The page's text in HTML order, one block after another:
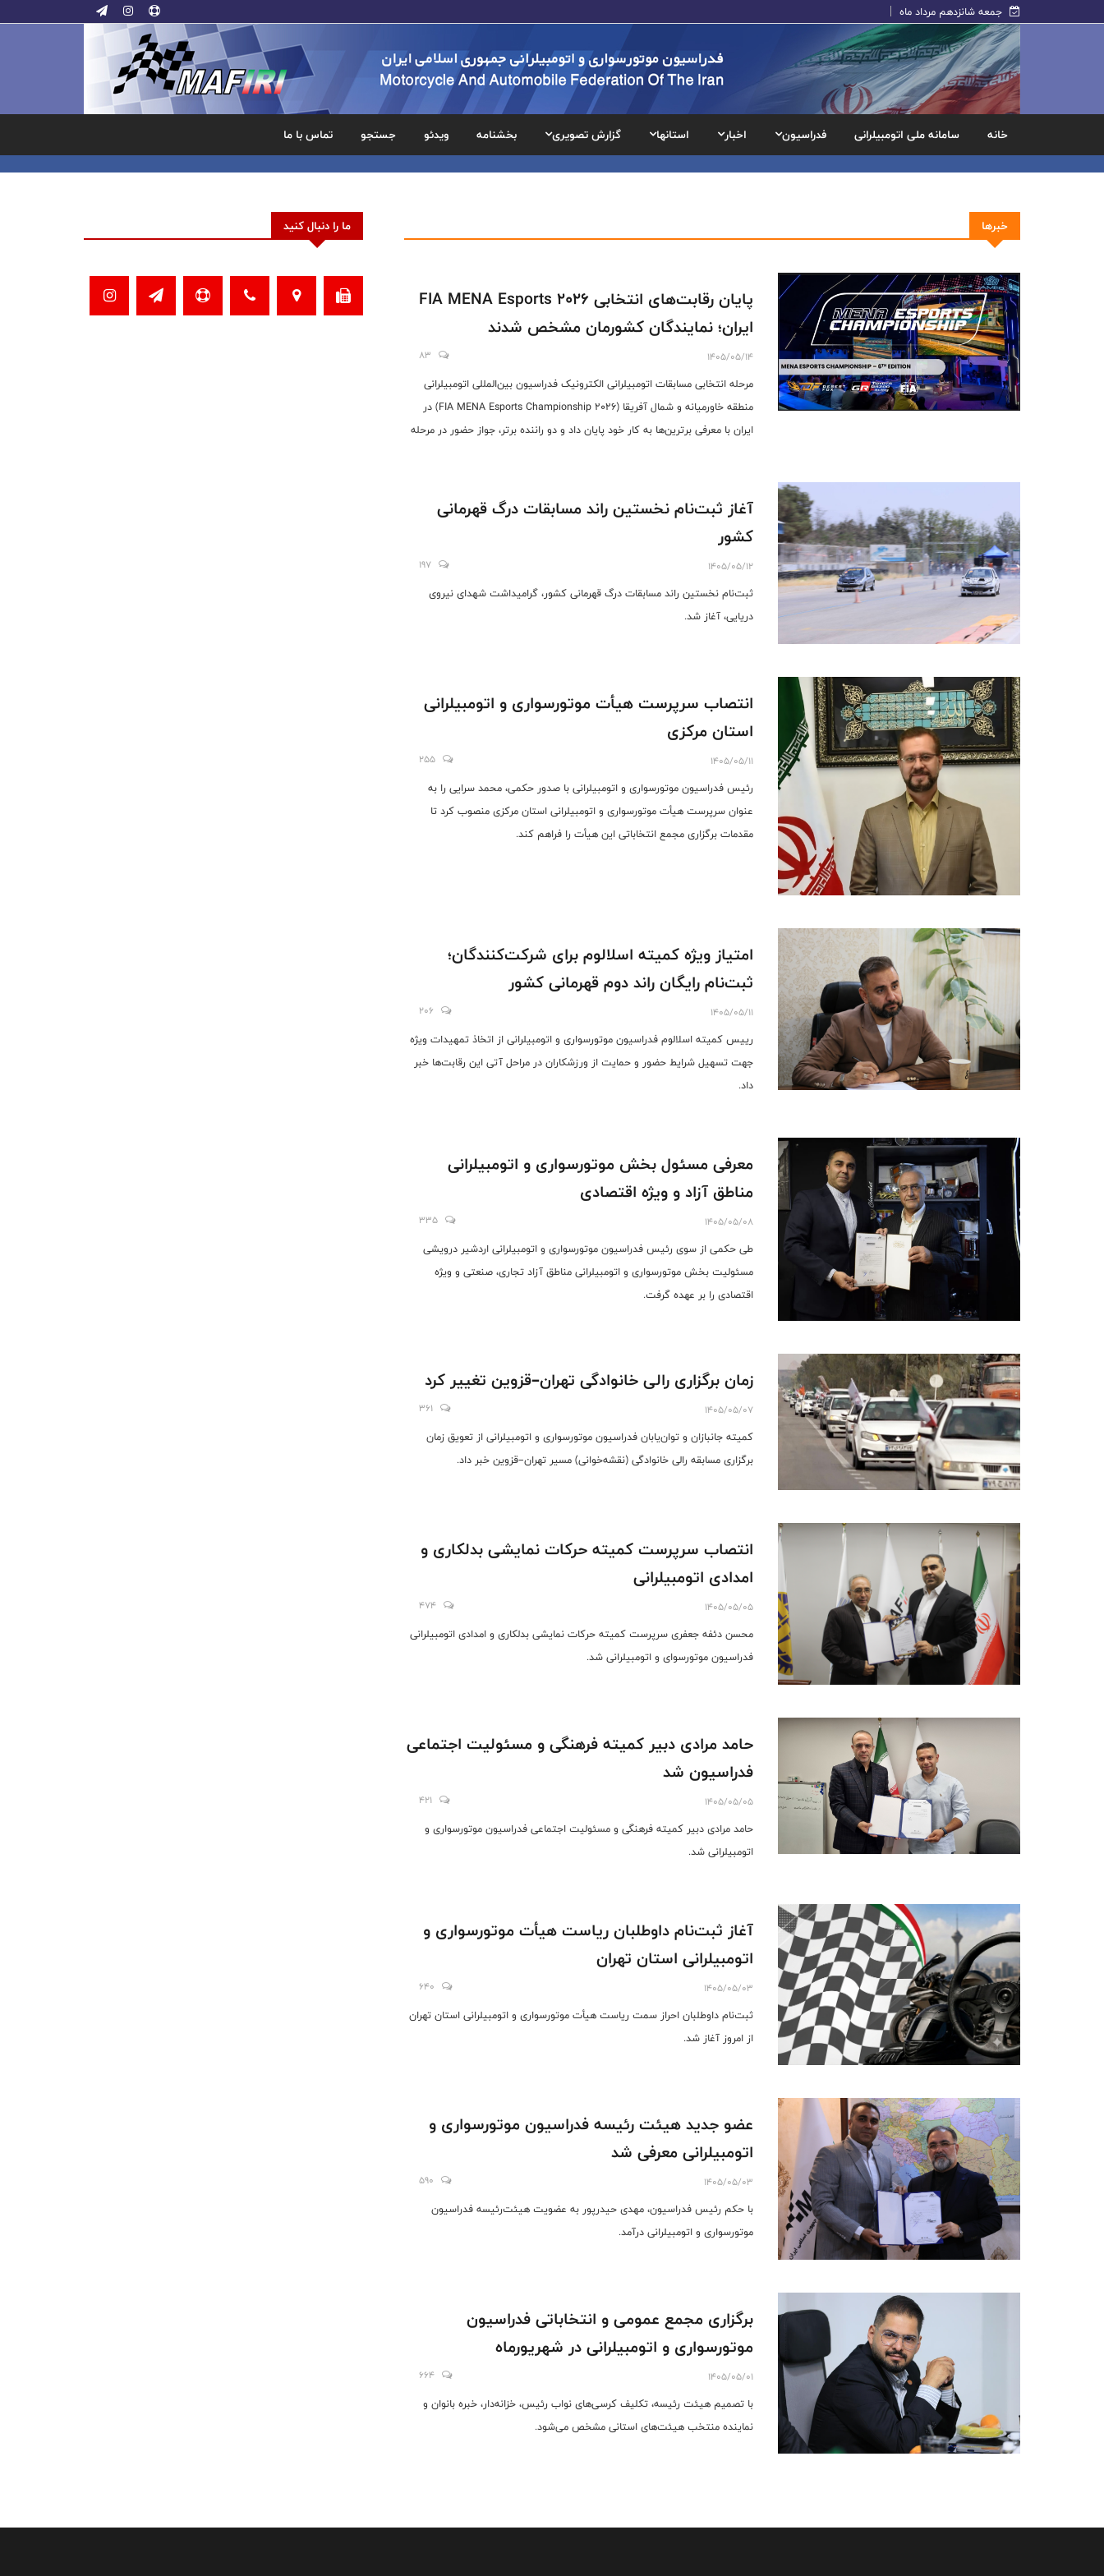
جمعه شانزدهم مرداد ماه
خانه سامانه ملی اتومبیلرانی فدراسیون اخبار استانها گزارش تصویری بخشنامه ویدئو جستجو تماس با ما
خبرها
پایان رقابت‌های انتخابی FIA MENA Esports 2026
ایران؛ نمایندگان کشورمان مشخص شدند
1405/05/14
83
مرحله انتخابی مسابقات اتومبیلرانی الکترونیک فدراسیون بین‌المللی اتومبیلرانی
منطقه خاورمیانه و شمال آفریقا (FIA MENA Esports Championship 2026) در
ایران با معرفی برترین‌ها به کار خود پایان داد و دو راننده برتر، جواز حضور در مرحله
آغاز ثبت‌نام نخستین راند مسابقات درگ قهرمانی
کشور
1405/05/12
197
ثبت‌نام نخستین راند مسابقات درگ قهرمانی کشور، گرامیداشت شهدای نیروی
دریایی، آغاز شد.
انتصاب سرپرست هیأت موتورسواری و اتومبیلرانی
استان مرکزی
1405/05/11
255
رئیس فدراسیون موتورسواری و اتومبیلرانی با صدور حکمی، محمد سرایی را به
عنوان سرپرست هیأت موتورسواری و اتومبیلرانی استان مرکزی منصوب کرد تا
مقدمات برگزاری مجمع انتخاباتی این هیأت را فراهم کند.
امتیاز ویژه کمیته اسلالوم برای شرکت‌کنندگان؛
ثبت‌نام رایگان راند دوم قهرمانی کشور
1405/05/11
206
رییس کمیته اسلالوم فدراسیون موتورسواری و اتومبیلرانی از اتخاذ تمهیدات ویژه
جهت تسهیل شرایط حضور و حمایت از ورزشکاران در مراحل آتی این رقابت‌ها خبر
داد.
معرفی مسئول بخش موتورسواری و اتومبیلرانی
مناطق آزاد و ویژه اقتصادی
1405/05/08
335
طی حکمی از سوی رئیس فدراسیون موتورسواری و اتومبیلرانی اردشیر درویشی
مسئولیت بخش موتورسواری و اتومبیلرانی مناطق آزاد تجاری، صنعتی و ویژه
اقتصادی را بر عهده گرفت.
زمان برگزاری رالی خانوادگی تهران–قزوین تغییر کرد
1405/05/07
361
کمیته جانبازان و توان‌یابان فدراسیون موتورسواری و اتومبیلرانی از تعویق زمان
برگزاری مسابقه رالی خانوادگی (نقشه‌خوانی) مسیر تهران–قزوین خبر داد.
انتصاب سرپرست کمیته حرکات نمایشی بدلکاری و
امدادی اتومبیلرانی
1405/05/05
474
محسن دئفه جعفری سرپرست کمیته حرکات نمایشی بدلکاری و امدادی اتومبیلرانی
فدراسیون موتورسوای و اتومبیلرانی شد.
حامد مرادی دبیر کمیته فرهنگی و مسئولیت اجتماعی
فدراسیون شد
1405/05/05
421
حامد مرادی دبیر کمیته فرهنگی و مسئولیت اجتماعی فدراسیون موتورسواری و
اتومبیلرانی شد.
آغاز ثبت‌نام داوطلبان ریاست هیأت موتورسواری و
اتومبیلرانی استان تهران
1405/05/03
640
ثبت‌نام داوطلبان احراز سمت ریاست هیأت موتورسواری و اتومبیلرانی استان تهران
از امروز آغاز شد.
عضو جدید هیئت رئیسه فدراسیون موتورسواری و
اتومبیلرانی معرفی شد
1405/05/03
590
با حکم رئیس فدراسیون، مهدی حیدرپور به عضویت هیئت‌رئیسه فدراسیون
موتورسواری و اتومبیلرانی درآمد.
برگزاری مجمع عمومی و انتخاباتی فدراسیون
موتورسواری و اتومبیلرانی در شهریورماه
1405/05/01
664
با تصمیم هیئت رئیسه، تکلیف کرسی‌های نواب رئیس، خزانه‌دار، خبره بانوان و
نماینده منتخب هیئت‌های استانی مشخص می‌شود.
ما را دنبال کنید